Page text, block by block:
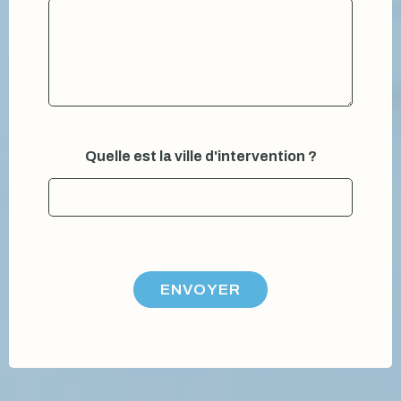
Quelle est la ville d'intervention ?
ENVOYER